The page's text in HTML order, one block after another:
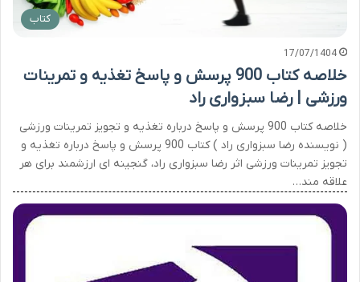
کتاب
17/07/1404
خلاصه کتاب 900 پرسش و پاسخ تغذیه و تمرینات
ورزشی | رضا سبزواری راد
خلاصه کتاب 900 پرسش و پاسخ درباره تغذیه و تجویز تمرینات ورزشی
( نویسنده رضا سبزواری راد ) کتاب 900 پرسش و پاسخ درباره تغذیه و
تجویز تمرینات ورزشی اثر رضا سبزواری راد، گنجینه ای ارزشمند برای هر
علاقه مند…